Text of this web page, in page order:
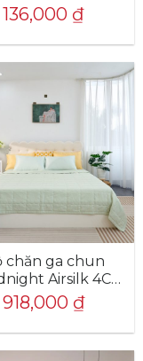
136,000 ₫
chăn ga chun
Airsilk 4CT
màu xanh bơ
918,000 ₫